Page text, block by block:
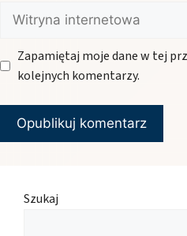
Witryna
internetowa
Zapamiętaj moje dane w tej
kolejnych komentarzy.
Szukaj